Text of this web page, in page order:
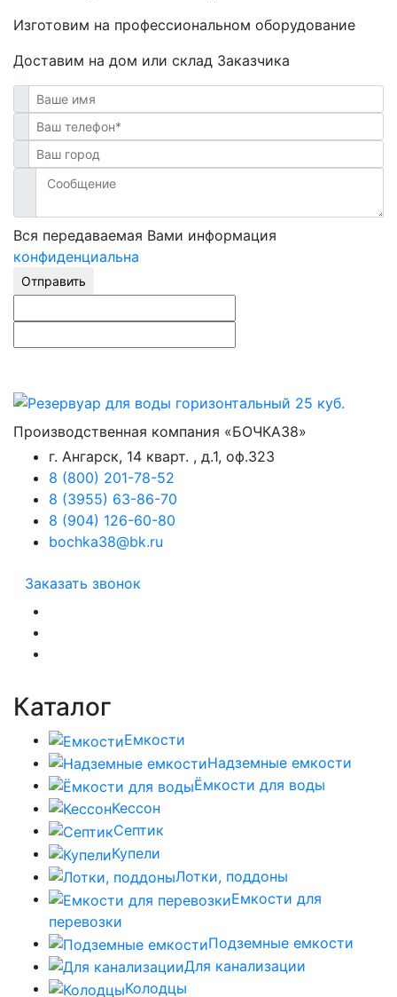
Изготовим на профессиональном оборудование
Доставим на дом или склад Заказчика
Вся передаваемая Вами информация
конфиденциальна
Отправить
Производственная компания «БОЧКА38»
г. Ангарск, 14 кварт. , д.1, оф.323
8 (800) 201-78-52
8 (3955) 63-86-70
8 (904) 126-60-80
bochka38@bk.ru
Заказать звонок
Каталог
Емкости
Надземные емкости
Ёмкости для воды
Кессон
Септик
Купели
Лотки, поддоны
Емкости для
перевозки
Подземные емкости
Для канализации
Колодцы